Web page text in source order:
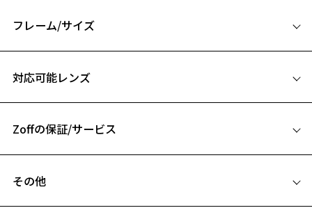
お気に入り
さらに、路面や水面などの反射を抑える偏光機能も搭載しているの
で、ドライブやアウトドアシーンにも最適。
＜商品に関する注意事項＞
レンズは｢透明レンズ｣がおすすめです。
※フロントアタッチメントの別売りはございません。
フレーム/サイズ
B ブリッジ(鼻部分)の横幅：18mm
対応可能レンズ
フレームとレンズの合計料金を知りたい方へ
Zoffの保証/サービス
その他